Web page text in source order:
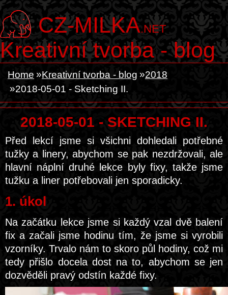
CZ-MILKA.NET
Kreativní tvorba - blog
Home Kreativní tvorba - blog
2018
2018-05-01 - Sketching II.
2018-05-01 - SKETCHING II.
Před lekcí jsme si všichni dohledali potřebné
tužky a linery, abychom se pak nezdržovali, ale
hlavní náplní druhé lekce byly fixy, takže jsme
tužku a liner potřebovali jen sporadicky.
1. úkol
Na začátku lekce jsme si každý vzal dvě balení
fix a začali jsme hodinu tím, že jsme si vyrobili
vzorníky. Trvalo nám to skoro půl hodiny, což mi
tedy přišlo docela dost na to, abychom se jen
dozvěděli pravý odstín každé fixy.